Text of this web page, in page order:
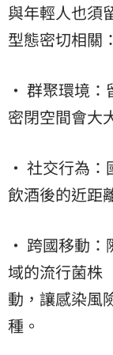
與年輕人也須
型態密切相關：
• 群聚環境：
密閉空間會大
• 社交行為：
飲酒後的近距
• 跨國移動：
域的流行菌株
動，讓感染風
種。